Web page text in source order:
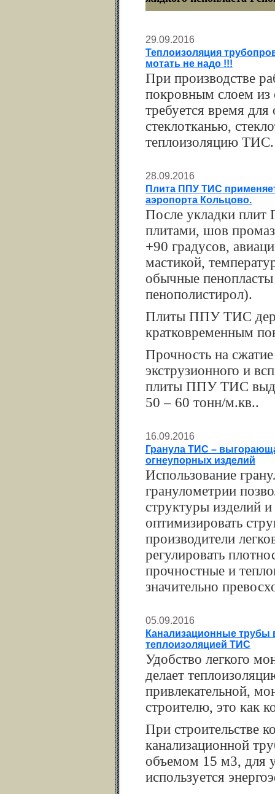
29.09.2016
Теплоизоляция
мотать не надо !!!
При производстве
покровным слоем из
требуется время
стеклотканью,
теплоизоляцию ТИС.
28.09.2016
Плита ППУ ТИС
аэропорта Кольцово.
После укладки
плитами, шов
+90 градусов,
мастикой,
обычные
пенополистирол).
Плиты ППУ ТИС
кратковременным
Прочность на
экструзионного и
плиты ППУ ТИС
50 – 60 тонн/м.кв..
16.09.2016
Гранула ТИС –
огнеупорных изделий
Использование
гранулометрии
структуры изделий
оптимизировать
производители
регулировать
прочностные и
значительно
05.09.2016
Канализационные трубы
теплоизоляцией ТИС
Удобство легкого
делает
привлекательной,
строителю, это как
При строительстве
канализационной
объемом 15 м3, для
используется